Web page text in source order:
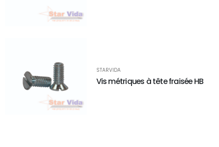
STARVIDA
Vis métriques à tête fraisée HB